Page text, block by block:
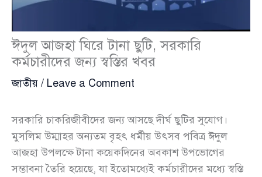
ঈদুল আজহা ঘিরে টানা ছুটি, সরকারি
কর্মচারীদের জন্য স্বস্তির খবর
জাতীয় / Leave a Comment
সরকারি চাকরিজীবীদের জন্য আসছে দীর্ঘ ছুটির সুযোগ।
মুসলিম উম্মাহর অন্যতম বৃহৎ ধর্মীয় উৎসব পবিত্র ঈদুল
আজহা উপলক্ষে টানা কয়েকদিনের অবকাশ উপভোগের
সম্ভাবনা তৈরি হয়েছে, যা ইতোমধ্যেই কর্মচারীদের মধ্যে স্বস্তি